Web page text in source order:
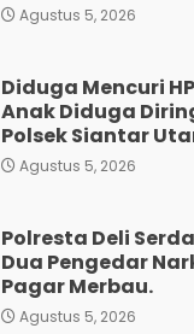
Agustus 5, 2026
Diduga Mencuri
Anak Diduga
Polsek Siantar
Agustus 5, 2026
Polresta Deli
Dua Pengedar
Pagar Merbau.
Agustus 5, 2026